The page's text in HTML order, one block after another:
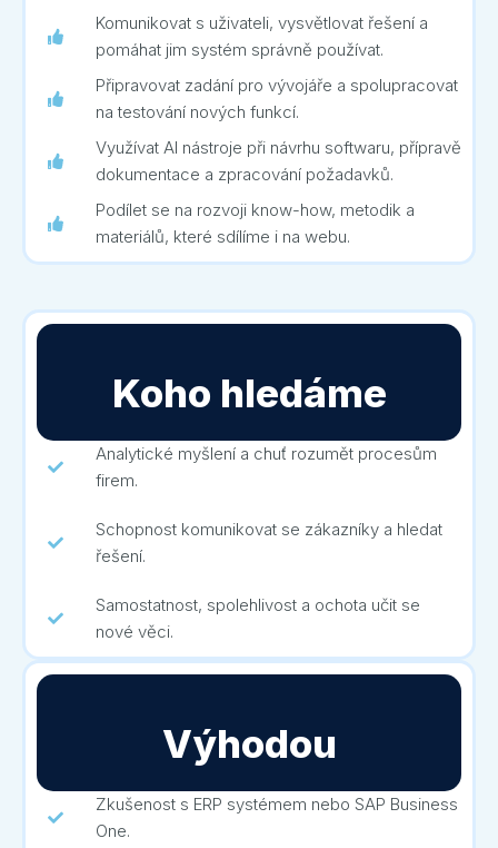
Komunikovat s uživateli, vysvětlovat řešení a
pomáhat jim systém správně používat.
Připravovat zadání pro vývojáře a spolupracovat
na testování nových funkcí.
Využívat AI nástroje při návrhu softwaru, přípravě
dokumentace a zpracování požadavků.
Podílet se na rozvoji know-how, metodik a
materiálů, které sdílíme i na webu.
Koho hledáme
Analytické myšlení a chuť rozumět procesům
firem.
Schopnost komunikovat se zákazníky a hledat
řešení.
Samostatnost, spolehlivost a ochota učit se
nové věci.
Výhodou
Zkušenost s ERP systémem nebo SAP Business
One.